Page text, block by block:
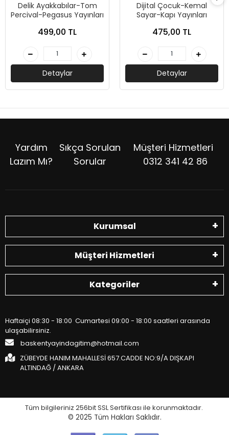
Delik Ayakkabılar-Tom
Percival-Pegasus Yayınları
499,00 TL
Detaylar
Dijital Çocuk-Kemal
Sayar-Kapı Yayınları
475,00 TL
Detaylar
Yardım
Lazım Mı?
Sıkça Sorulan
Sorular
Müşteri Hizmetleri
0312 341 42 86
Kurumsal
Müşteri Hizmetleri
Kategoriler
Haftaiçi 08:30 - 18:00 Cumartesi 09:00 - 18:00 saatleri arasında
ulaşabilirsiniz.
baskentyayindagitim@hotmail.com
ZÜBEYDE HANIM MAHALLESİ 657.CADDE NO:9/A DIŞKAPI
ALTINDAĞ / ANKARA
Tüm bilgileriniz 256bit SSL Sertifikası ile korunmaktadır.
© 2025 Tüm Hakları Saklıdır.